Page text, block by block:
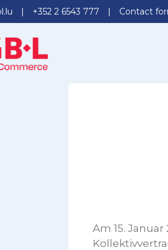
+352 2 6543 777 Contact
Am 15.